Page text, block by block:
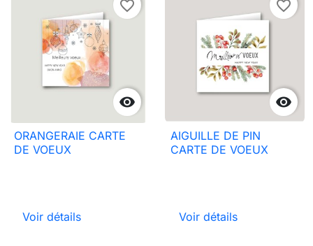

favorite_border
ORANGERAIE CARTE
DE VOEUX
Voir détails

favorite_border
AIGUILLE DE PIN
CARTE DE VOEUX
Voir détails